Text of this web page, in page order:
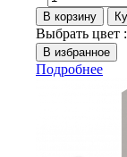
Выбрать цвет :
Подробнее